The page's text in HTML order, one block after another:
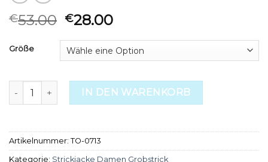
€53.00 €28.00
Größe
strickjacke damen grobstrick Menge
IN DEN WARENKORB
Artikelnummer: TO-0713
Kategorie: Strickjacke Damen Grobstrick